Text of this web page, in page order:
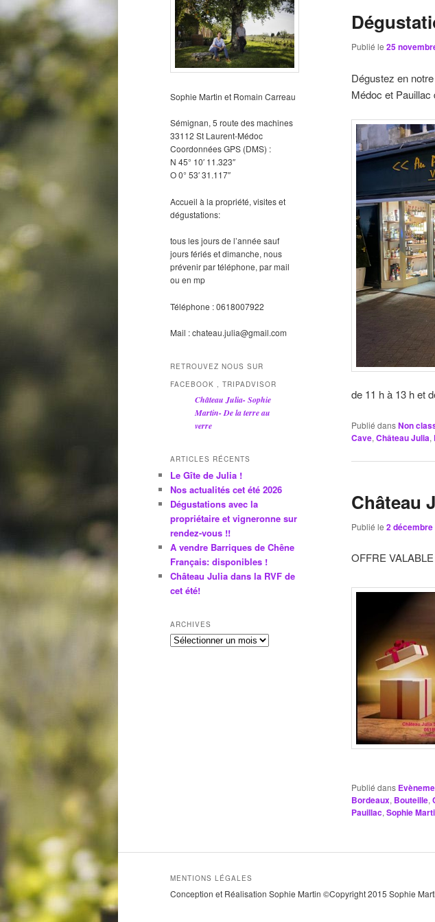
Publié le 25
Dégustez en
Médoc et Pauillac
de 11 h à 13 h et
Publié dansNon
Cave, Château Julia,
Château
Publié le 2 décembre
OFFRE
Publié dans
Bordeaux, Bouteille,
Pauillac, Sophie
Sophie Martin et Romain Carreau
Sémignan, 5 route des machines
33112 St Laurent-Médoc
Coordonnées GPS (DMS) :
N 45° 10′ 11.323″
O 0° 53′ 31.117″
Accueil à la propriété, visites et
dégustations:
tous les jours de l’année sauf
jours fériés et dimanche, nous
prévenir par téléphone, par mail
ou en mp
Téléphone : 0618007922
Mail : chateau.julia@gmail.com
RETROUVEZ NOUS SUR
FACEBOOK , TRIPADVISOR
Château Julia- Sophie
Martin- De la terre au
verre
ARTICLES RÉCENTS
Le Gîte de Julia !
Nos actualités cet été 2026
Dégustations avec la
propriétaire et vigneronne sur
rendez-vous !!
A vendre Barriques de Chêne
Français: disponibles !
Château Julia dans la RVF de
cet été!
ARCHIVES
A
MENTIONS LÉGALES
Conception et Réalisation Sophie Martin ©Copyright 2015 Sophie